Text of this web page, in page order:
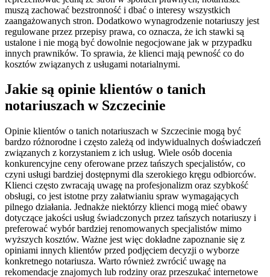
muszą zachować bezstronność i dbać o interesy wszystkich
zaangażowanych stron. Dodatkowo wynagrodzenie notariuszy jest
regulowane przez przepisy prawa, co oznacza, że ich stawki są
ustalone i nie mogą być dowolnie negocjowane jak w przypadku
innych prawników. To sprawia, że klienci mają pewność co do
kosztów związanych z usługami notarialnymi.
Jakie są opinie klientów o tanich
notariuszach w Szczecinie
Opinie klientów o tanich notariuszach w Szczecinie mogą być
bardzo różnorodne i często zależą od indywidualnych doświadczeń
związanych z korzystaniem z ich usług. Wiele osób docenia
konkurencyjne ceny oferowane przez tańszych specjalistów, co
czyni usługi bardziej dostępnymi dla szerokiego kręgu odbiorców.
Klienci często zwracają uwagę na profesjonalizm oraz szybkość
obsługi, co jest istotne przy załatwianiu spraw wymagających
pilnego działania. Jednakże niektórzy klienci mogą mieć obawy
dotyczące jakości usług świadczonych przez tańszych notariuszy i
preferować wybór bardziej renomowanych specjalistów mimo
wyższych kosztów. Ważne jest więc dokładne zapoznanie się z
opiniami innych klientów przed podjęciem decyzji o wyborze
konkretnego notariusza. Warto również zwrócić uwagę na
rekomendacje znajomych lub rodziny oraz przeszukać internetowe